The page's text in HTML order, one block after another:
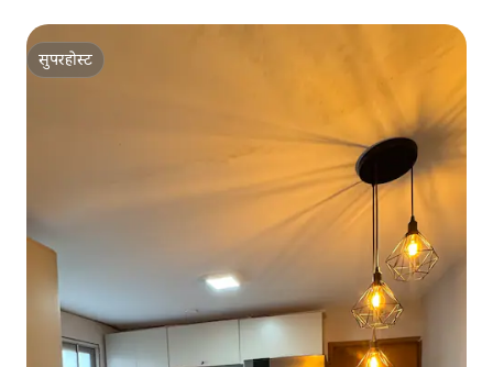
सुपरहोस्ट
सुपरहोस्ट